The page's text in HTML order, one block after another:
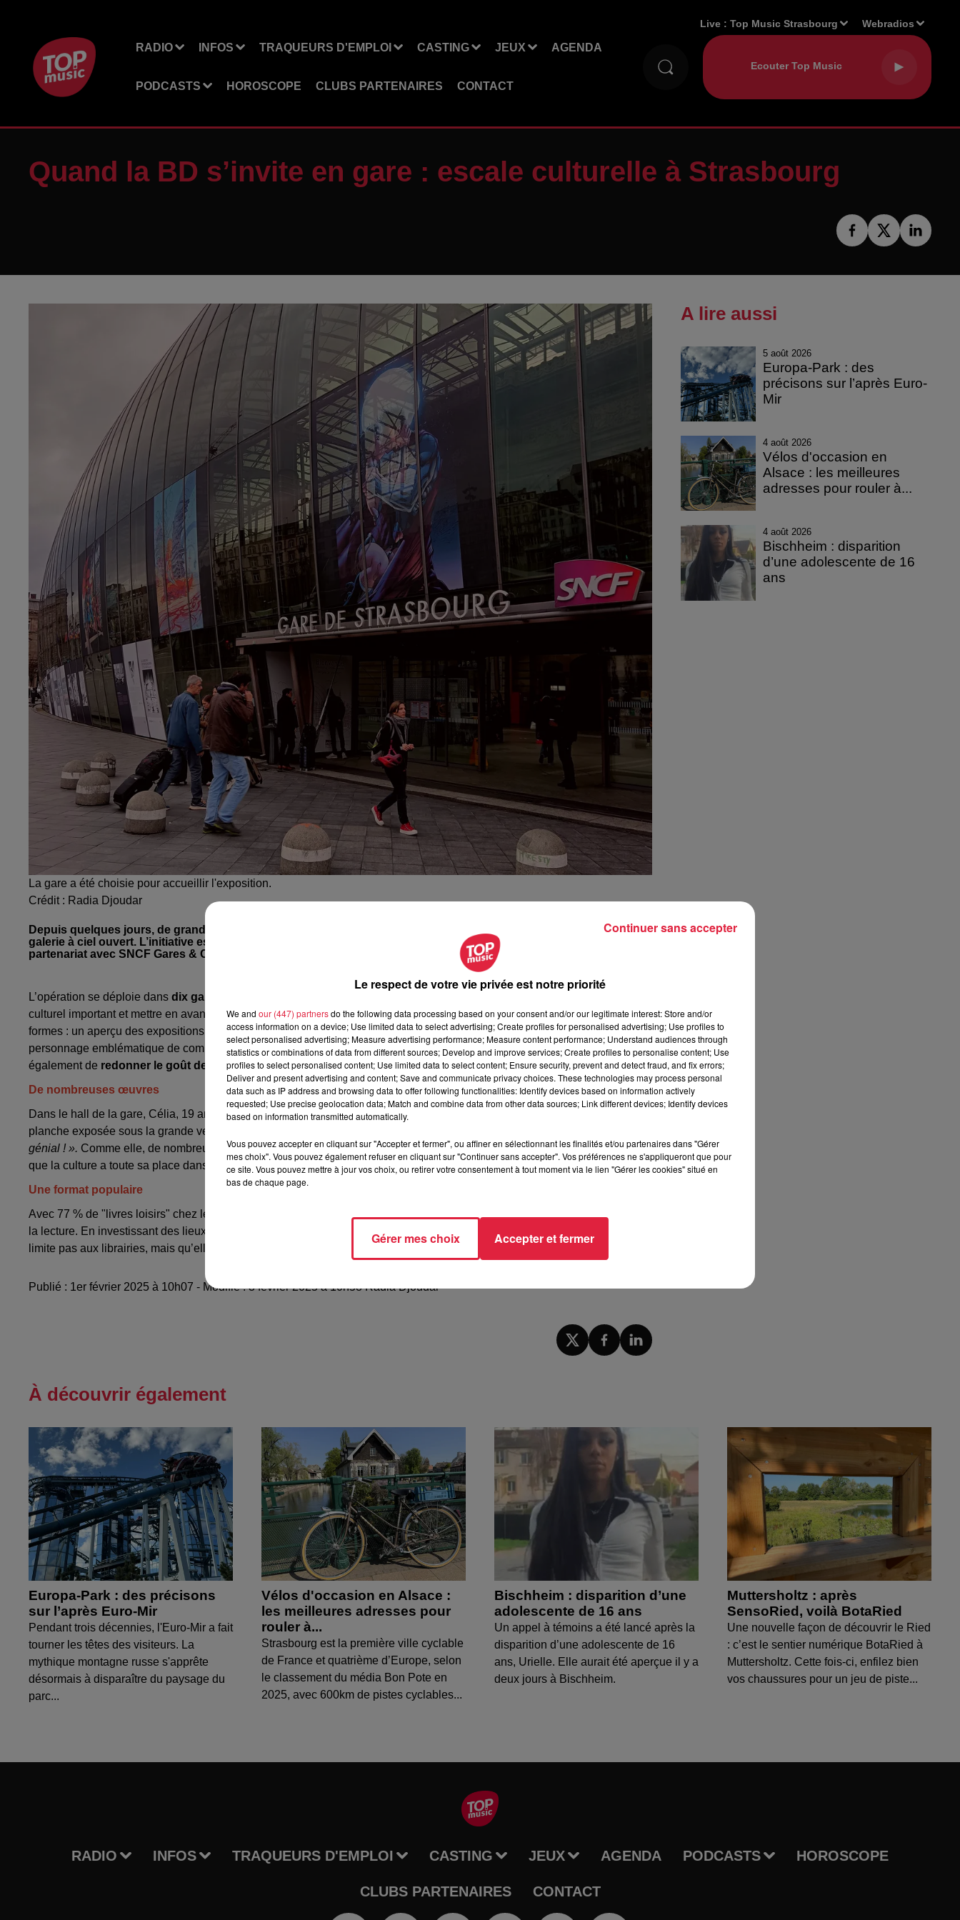
RADIO INFOS TRAQUEURS D'EMPLOI CASTING JEUX AGENDA
PODCASTS HOROSCOPE CLUBS PARTENAIRES CONTACT
Live :Top Music Strasbourg Webradios
Quand la BD s’invite en gare : escale culturelle à Strasbourg
La gare a été choisie pour accueillir l'exposition.
Crédit : Radia Djoudar
Depuis quelques jours, de grandes planches de bande dessinée ont transformé la gare de Strasbourg, en véritable
galerie à ciel ouvert. L’initiative est portée par le Festival International de la Bande Dessinée d’Angoulême en
partenariat avec SNCF Gares & Connexions.
L’opération se déploie dans dix gares françaises
culturel important et mettre en avant la programmation du Festival d’Angoulême. À Strasbourg, l’exposition prend deux
formes : un aperçu des expositions du Festival, avec visuels grands format et extraits d’albums. Un hommage à Superman,
personnage emblématique de comics-books est aussi proposé. Avec cet événement, l’un des objectifs recherché est
également de redonner le goût de la lecture, notamment à la jeune génération.
De nombreuses œuvres
Dans le hall de la gare, Célia, 19 ans, habituée des trajets entre Strasbourg et Mulhouse s’arrête un instant devant une
planche exposée sous la grande verrière.
génial ! ». Comme elle, de nombreux voyageurs prennent quelques minutes afin de découvrir les œuvres exposées, preuve
que la culture a toute sa place dans l’espace public.
Une format populaire
Avec 77 % de "livres loisirs" chez les 7-19 ans qui sont des bandes dessinées, le format est un
la lecture. En investissant des lieux du quotidien comme les gares, l’initiative portée par le Festival montre que la BD ne se
limite pas aux librairies, mais qu’elle peut séduire et surprendre
, même entre deux trains.
Publié : 1er février 2025 à 10h07 - Modifié : 3 février 2025 à 10h58 Radia Djoudar
A lire aussi
5 août 2026
Europa-Park : des
précisons sur l’après Euro-
Mir
4 août 2026
Vélos d'occasion en
Alsace : les meilleures
adresses pour rouler à...
4 août 2026
Bischheim : disparition
d’une adolescente de 16
ans
À découvrir également
Europa-Park : des précisons
sur l’après Euro-Mir
Pendant trois décennies, l'Euro-Mir a fait
tourner les têtes des visiteurs. La
mythique montagne russe s'apprête
désormais à disparaître du paysage du
parc...
Vélos d'occasion en Alsace :
les meilleures adresses pour
rouler à...
Strasbourg est la première ville cyclable
de France et quatrième d’Europe, selon
le classement du média Bon Pote en
2025, avec 600km de pistes cyclables...
Bischheim : disparition d’une
adolescente de 16 ans
Un appel à témoins a été lancé après la
disparition d’une adolescente de 16
ans, Urielle. Elle aurait été aperçue il y a
deux jours à Bischheim.
Muttersholtz : après
SensoRied, voilà BotaRied
Une nouvelle façon de découvrir le Ried
: c’est le sentier numérique BotaRied à
Muttersholtz. Cette fois-ci, enfilez bien
vos chaussures pour un jeu de piste...
RADIO INFOS TRAQUEURS D'EMPLOI CASTING JEUX AGENDA PODCASTS HOROSCOPE
CLUBS PARTENAIRES CONTACT
Le respect de votre vie privée est notre priorité
We and our (447) partnersdo the following data processing based on your consent and/or our legitimate interest: Store and/or
access information on a device; Use limited data to select advertising; Create profiles for personalised advertising; Use profiles to
select personalised advertising; Measure advertising performance; Measure content performance; Understand audiences through
statistics or combinations of data from different sources; Develop and improve services; Create profiles to personalise content; Use
profiles to select personalised content; Use limited data to select content; Ensure security, prevent and detect fraud, and fix errors;
Deliver and present advertising and content; Save and communicate privacy choices. These technologies may process personal
data such as IP address and browsing data to offer following functionalities: Identify devices based on information actively
requested; Use precise geolocation data; Match and combine data from other data sources; Link different devices; Identify devices
based on information transmitted automatically.
Vous pouvez accepter en cliquant sur "Accepter et fermer", ou affiner en sélectionnant les finalités et/ou partenaires dans "Gérer
mes choix". Vous pouvez également refuser en cliquant sur "Continuer sans accepter". Vos préférences ne s'appliqueront que pour
ce site. Vous pouvez mettre à jour vos choix, ou retirer votre consentement à tout moment via le lien "Gérer les cookies" situé en
bas de chaque page.
Gérer mes choix Accepter et fermer
Continuer sans accepter